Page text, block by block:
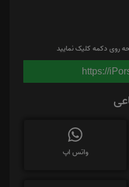
روی دکمه کلیک نمایید
https://
واتس اپ